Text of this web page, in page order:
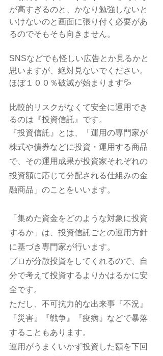
が高すぎるのと、かなり勉強しないと
いけないのと画面に張り付く必要があ
るのでそもそも向きません。
SNSなどでも怪しい広告とか見るかと
思いますが、絶対見ないでください。
ほぼ１００％破滅が始まります💦
比較的リスクがなくて安全に運用でき
るのは『投資信託』です。
『投資信託』とは、「運用の専門家が
株式や債券などに投資・運用する商品
で、その運用成果が投資家それぞれの
投資額に応じて分配される仕組みの金
融商品」のことをいいます。
「集めた資金をどのような対象に投資
するか」は、投資信託ごとの運用方針
に基づき専門家が行います。
プロが分散投資をしてくれるので、自
分で考えて投資するよりかはるかに安
全です。
ただし、不可抗力的な出来事『不況』
『災害』『戦争』『疫病』などで暴落
することもあります。
運用がうまくいかず投資した額を下回